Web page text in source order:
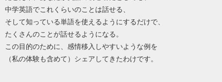
中学英語でこれくらいのことは話せる、
そして知っている単語を使えるようにするだけで、
たくさんのことが話せるようになる。
この目的のために、感情移入しやすいような例を
（私の体験も含めて）シェアしてきたわけです。